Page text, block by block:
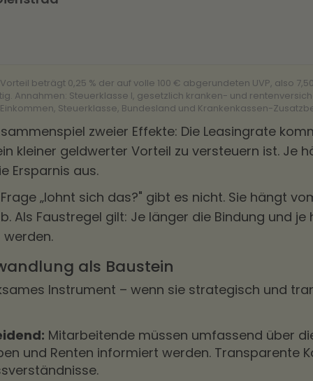
beträgt 0,25 % der auf volle 100 € abgerundeten UVP, also
Annahmen: Steuerklasse I, gesetzlich kranken- und
Steuerklasse, Bundesland und Krankenkassen-
zweier Effekte: Die Leasingrate
kleiner geldwerter Vorteil zu versteuern ist. Je
Ersparnis aus.
„lohnt sich das?" gibt es nicht. Sie hängt
Als Faustregel gilt: Je länger die Bindung und
als Baustein
Instrument – wenn sie strategisch und
Mitarbeitende müssen umfassend über
und Renten informiert werden. Transparente